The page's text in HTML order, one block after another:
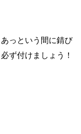
っという間に錆び
ず付けましょう！